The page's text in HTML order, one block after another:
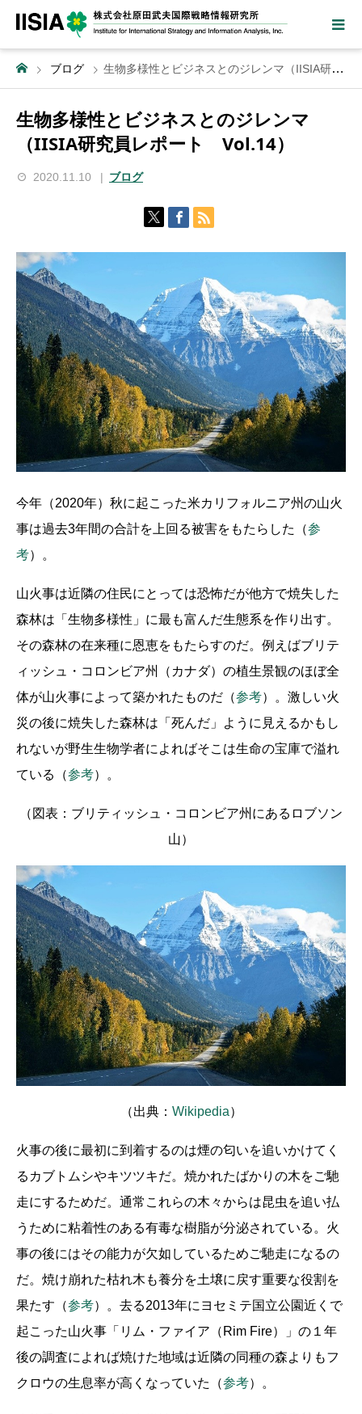
ブログ 生物多様性とビジネスとのジレンマ（IISIA研究員レポート Vol.14）
生物多様性とビジネスとのジレンマ
（IISIA研究員レポート Vol.14）
2020.11.10 ブログ
今年（2020年）秋に起こった米カリフォルニア州の山火
事は過去3年間の合計を上回る被害をもたらした（参
考）。
山火事は近隣の住民にとっては恐怖だが他方で焼失した
森林は「生物多様性」に最も富んだ生態系を作り出す。
その森林の在来種に恩恵をもたらすのだ。例えばブリテ
ィッシュ・コロンビア州（カナダ）の植生景観のほぼ全
体が山火事によって築かれたものだ（参考）。激しい火
災の後に焼失した森林は「死んだ」ように見えるかもし
れないが野生生物学者によればそこは生命の宝庫で溢れ
ている（参考）。
（図表：ブリティッシュ・コロンビア州にあるロブソン
山）
（出典： Wikipedia）
火事の後に最初に到着するのは煙の匂いを追いかけてく
るカブトムシやキツツキだ。焼かれたばかりの木をご馳
走にするためだ。通常これらの木々からは昆虫を追い払
うために粘着性のある有毒な樹脂が分泌されている。火
事の後にはその能力が欠如しているためご馳走になるの
だ。焼け崩れた枯れ木も養分を土壌に戻す重要な役割を
果たす（参考）。去る2013年にヨセミテ国立公園近くで
起こった山火事「リム・ファイア（Rim Fire）」の１年
後の調査によれば焼けた地域は近隣の同種の森よりもフ
クロウの生息率が高くなっていた（参考）。